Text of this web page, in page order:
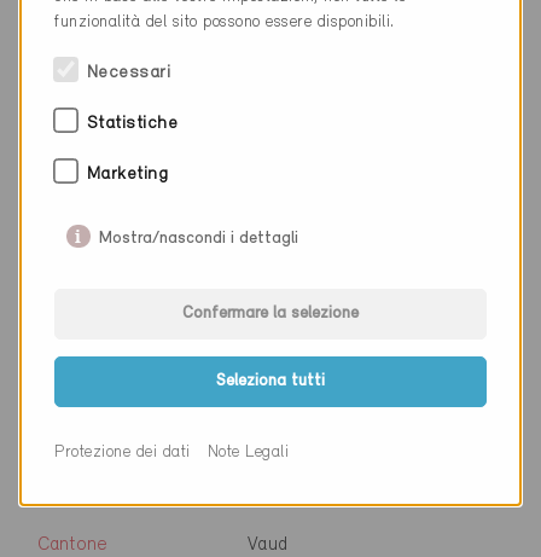
Sito web httpswww.wsp.com/fr-ch
Ditta
NAP
www.wirthensohn.ch
Ditta WSP
NAP 1007
Cantone Vaud
funzionalità del sito possono essere disponibili.
Necessari
Statistiche
Marketing
Mostra/nascondi i dettagli
Confermare la selezione
Seleziona tutti
Protezione dei dati Note Legali